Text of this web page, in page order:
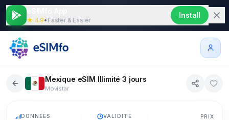
★ 4.9• Faster & Easier
Install
Mexique eSIM Illimité 3 jours
Movistar
DONNÉES VALIDITÉ PRIX